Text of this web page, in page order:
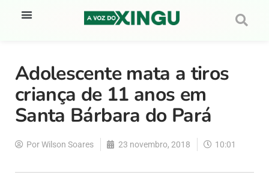
Adolescente mata a tiros
criança de 11 anos em
Santa Bárbara do Pará
PorWilson Soares 23 novembro, 2018 10:01